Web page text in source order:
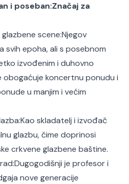
i poseban:Značaj za
scene:Njegov
epoha, ali s posebnom
izvođenim i duhovno
obogaćuje koncertnu ponudu i
u manjim i većim
Kao skladatelj i izvođač
glazbu, čime doprinosi
crkvene glazbene baštine.
Dugogodišnji je profesor i
nove generacije